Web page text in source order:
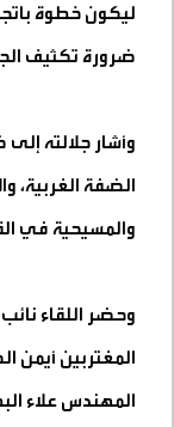
ليكون خطوة
ضرورة تكثيف
وأشار جلالته
الضفة الغربية،
والمسيحية في
وحضر اللقاء
المغتربين أيمن
المهندس علاء